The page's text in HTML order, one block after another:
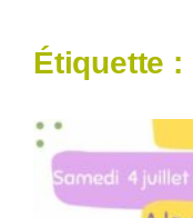
Étiquette :